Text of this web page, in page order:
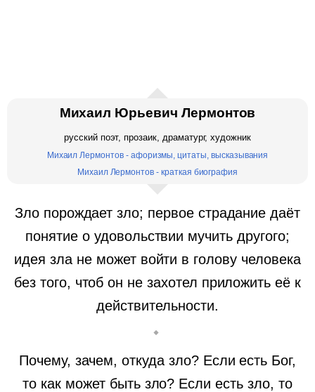
Михаил Юрьевич Лермонтов
русский поэт, прозаик, драматург, художник
Михаил Лермонтов - афоризмы, цитаты, высказывания
Михаил Лермонтов - краткая биография
Зло порождает зло; первое страдание даёт
понятие о удовольствии мучить другого;
идея зла не может войти в голову человека
без того, чтоб он не захотел приложить её к
действительности.
Почему, зачем, откуда зло? Если есть Бог,
то как может быть зло? Если есть зло, то